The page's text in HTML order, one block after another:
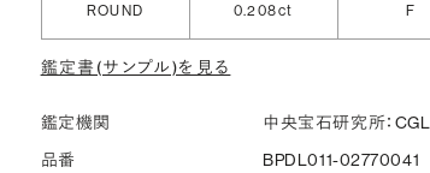
ROUND 0.208ct F
鑑定書(サンプル)を見る
鑑定機関
中央宝石研究所：CGL
品番
BPDL011-02770041